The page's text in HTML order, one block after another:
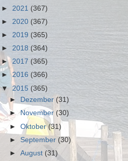
► 2021 (367)
► 2020 (367)
► 2019 (365)
► 2018 (364)
►2017 (365)
►2016 (366)
▼ 2015 (365)
►
Dezember (31)
►November (30)
► Oktober(31)
► September (30)
► August (31)